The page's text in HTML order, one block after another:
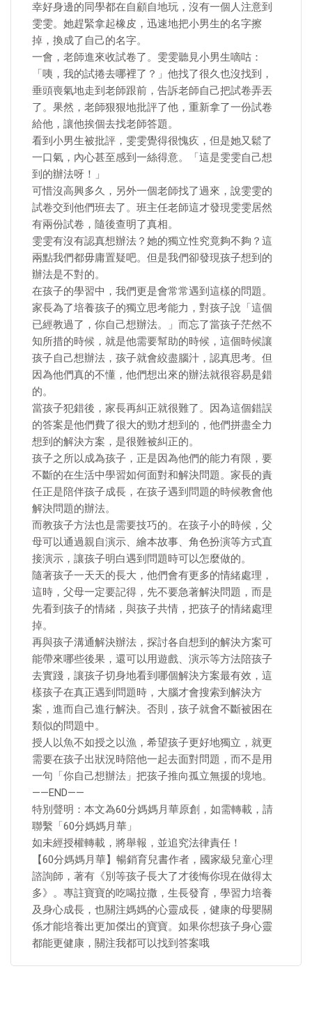
幸好身邊的同學都在自顧自地玩，沒有一個人注意到
雯雯。她趕緊拿起橡皮，迅速地把小男生的名字擦
掉，換成了自己的名字。
一會，老師進來收試卷了。雯雯聽見小男生嘀咕：
「咦，我的試捲去哪裡了？」他找了很久也沒找到，
垂頭喪氣地走到老師跟前，告訴老師自己把試卷弄丟
了。果然，老師狠狠地批評了他，重新拿了一份試卷
給他，讓他挨個去找老師答題。
看到小男生被批評，雯雯覺得很愧疚，但是她又鬆了
一口氣，內心甚至感到一絲得意。「這是雯雯自己想
到的辦法呀！」
可惜沒高興多久，另外一個老師找了過來，說雯雯的
試卷交到他們班去了。班主任老師這才發現雯雯居然
有兩份試卷，隨後查明了真相。
雯雯有沒有認真想辦法？她的獨立性究竟夠不夠？這
兩點我們都毋庸置疑吧。但是我們卻發現孩子想到的
辦法是不對的。
在孩子的學習中，我們更是會常常遇到這樣的問題。
家長為了培養孩子的獨立思考能力，對孩子說「這個
已經教過了，你自己想辦法。」而忘了當孩子茫然不
知所措的時候，就是他需要幫助的時候，這個時候讓
孩子自己想辦法，孩子就會絞盡腦汁，認真思考。但
因為他們真的不懂，他們想出來的辦法就很容易是錯
的。
當孩子犯錯後，家長再糾正就很難了。因為這個錯誤
的答案是他們費了很大的勁才想到的，他們拼盡全力
想到的解決方案，是很難被糾正的。
孩子之所以成為孩子，正是因為他們的能力有限，要
不斷的在生活中學習如何面對和解決問題。家長的責
任正是陪伴孩子成長，在孩子遇到問題的時候教會他
解決問題的辦法。
而教孩子方法也是需要技巧的。在孩子小的時候，父
母可以通過親自演示、繪本故事、角色扮演等方式直
接演示，讓孩子明白遇到問題時可以怎麼做的。
隨著孩子一天天的長大，他們會有更多的情緒處理，
這時，父母一定要記得，先不要急著解決問題，而是
先看到孩子的情緒，與孩子共情，把孩子的情緒處理
掉。
再與孩子溝通解決辦法，探討各自想到的解決方案可
能帶來哪些後果，還可以用遊戲、演示等方法陪孩子
去實踐，讓孩子切身地看到哪個解決方案最有效，這
樣孩子在真正遇到問題時，大腦才會搜索到解決方
案，進而自己進行解決。否則，孩子就會不斷被困在
類似的問題中。
授人以魚不如授之以漁，希望孩子更好地獨立，就更
需要在孩子出狀況時陪他一起去面對問題，而不是用
一句「你自己想辦法」把孩子推向孤立無援的境地。
——END——
特別聲明：本文為60分媽媽月華原創，如需轉載，請
聯繫「60分媽媽月華」
如未經授權轉載，將舉報，並追究法律責任！
【60分媽媽月華】暢銷育兒書作者，國家級兒童心理
諮詢師，著有《別等孩子長大了才後悔你現在做得太
多》。專註寶寶的吃喝拉撒，生長發育，學習力培養
及身心成長，也關注媽媽的心靈成長，健康的母嬰關
係才能培養出更加傑出的寶寶。如果你想孩子身心靈
都能更健康，關注我都可以找到答案哦